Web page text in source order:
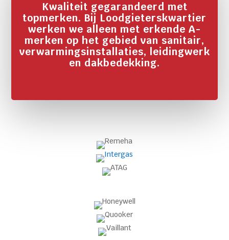
Kwaliteit gegarandeerd met
topmerken. Bij Loodgieterskwartier
werken we alleen met erkende A-
merken op het gebied van sanitair,
verwarmingsinstallaties, leidingwerk
en dakbedekking.